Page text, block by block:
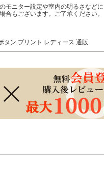
モニター設定や室内の明るさなどに
合もございます。ご了承ください。
タン プリント レディース 通販